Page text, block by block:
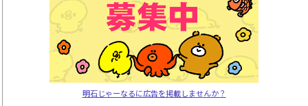
明石じゃーなるに広告を掲載しませんか？